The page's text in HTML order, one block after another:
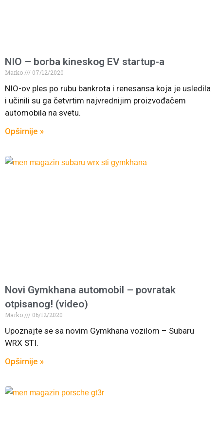
NIO – borba kineskog EV startup-a
Marko 07/12/2020
NIO-ov ples po rubu bankrota i renesansa koja je usledila
i učinili su ga četvrtim najvrednijim proizvođačem
automobila na svetu.
Opširnije »
Novi Gymkhana automobil – povratak
otpisanog! (video)
Marko 06/12/2020
Upoznajte se sa novim Gymkhana vozilom – Subaru
WRX STI.
Opširnije »